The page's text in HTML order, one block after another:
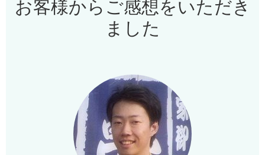
お客様からご感想をいただき
ました